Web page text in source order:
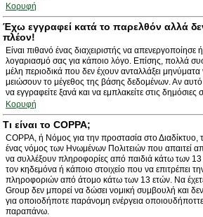
Κορυφή
Έχω εγγραφεί κατά το παρελθόν αλλά
πλέον!
Είναι πιθανό ένας διαχειριστής να απενεργοποίησε
λογαριασμό σας για κάποιο λόγο. Επίσης, πολλά
μέλη περιοδικά που δεν έχουν ανταλλάξει μηνύματα
μειώσουν το μέγεθος της βάσης δεδομένων. Αν
να εγγραφείτε ξανά και να εμπλακείτε στις δημόσιες
Κορυφή
Τι είναι το COPPA;
COPPA, ή Νόμος για την προστασία στο Διαδίκτυο,
ένας νόμος των Ηνωμένων Πολιτειών που απαιτεί
να συλλέξουν πληροφορίες από παιδιά κάτω των
τον κηδεμόνα ή κάποιο στοιχείο που να επιτρέπει
πληροφοριών από άτομο κάτω των 13 ετών. Να
Group δεν μπορεί να δώσει νομική συμβουλή και δεν
για οποιοδήποτε παράνομη ενέργεια
παραπάνω.